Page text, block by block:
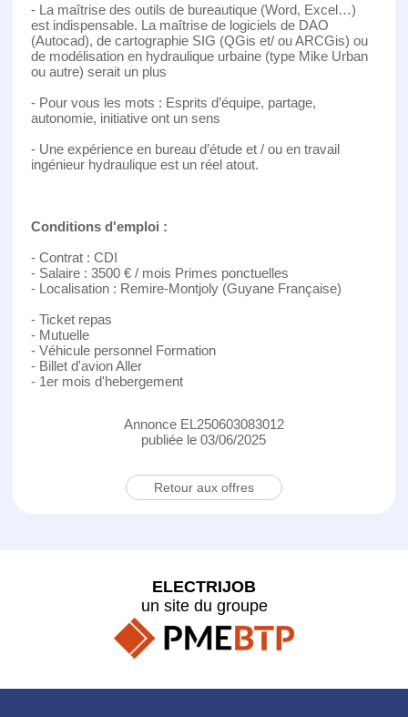
- La maîtrise des outils de bureautique (Word, Excel…)
est indispensable. La maîtrise de logiciels de DAO
(Autocad), de cartographie SIG (QGis et/ ou ARCGis) ou
de modélisation en hydraulique urbaine (type Mike Urban
ou autre) serait un plus
- Pour vous les mots : Esprits d’équipe, partage,
autonomie, initiative ont un sens
- Une expérience en bureau d’étude et / ou en travail
ingénieur hydraulique est un réel atout.
Conditions d'emploi :
- Contrat : CDI
- Salaire : 3500 € / mois Primes ponctuelles
- Localisation : Remire-Montjoly (Guyane Française)
- Ticket repas
- Mutuelle
- Véhicule personnel Formation
- Billet d'avion Aller
- 1er mois d'hebergement
Annonce EL250603083012
publiée le 03/06/2025
Retour aux offres
ELECTRIJOB
un site du groupe